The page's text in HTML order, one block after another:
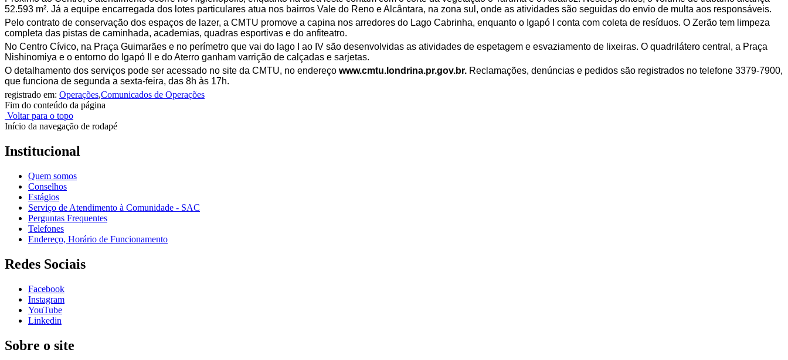
52.593 m². Já a equipe encarregada dos lotes particulares atua nos bairros Vale do Reno e Alcântara, na zona sul, onde as atividades são seguidas do envio de multa aos responsáveis.
Pelo contrato de conservação dos espaços de lazer, a CMTU promove a capina nos arredores do Lago Cabrinha, enquanto o Igapó I conta com coleta de resíduos. O Zerão tem limpeza
completa das pistas de caminhada, academias, quadras esportivas e do anfiteatro.
No Centro Cívico, na Praça Guimarães e no perímetro que vai do lago I ao IV são desenvolvidas as atividades de espetagem e esvaziamento de lixeiras. O quadrilátero central, a Praça
Nishinomiya e o entorno do Igapó II e do Aterro ganham varrição de calçadas e sarjetas.
O detalhamento dos serviços pode ser acessado no site da CMTU, no endereço www.cmtu.londrina.pr.gov.br. Reclamações, denúncias e pedidos são registrados no telefone 3379-7900,
que funciona de segunda a sexta-feira, das 8h às 17h.
registrado em: Operações,Comunicados de Operações
Fim do conteúdo da página
Voltar para o topo
Início da navegação de rodapé
Institucional
Quem somos
Conselhos
Estágios
Serviço de Atendimento à Comunidade - SAC
Perguntas Frequentes
Telefones
Endereço, Horário de Funcionamento
Redes Sociais
Facebook
Instagram
YouTube
Linkedin
Sobre o site